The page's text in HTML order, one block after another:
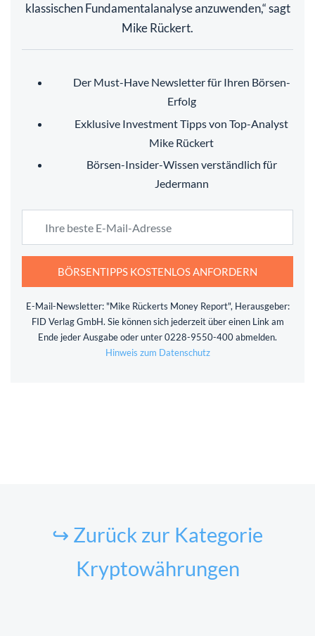
klassischen Fundamentalanalyse anzuwenden,“ sagt
Mike Rückert.
Der Must-Have Newsletter für Ihren Börsen-
Erfolg
Exklusive Investment Tipps von Top-Analyst
Mike Rückert
Börsen-Insider-Wissen verständlich für
Jedermann
BÖRSENTIPPS KOSTENLOS ANFORDERN
E-Mail-Newsletter: "Mike Rückerts Money Report", Herausgeber:
FID Verlag GmbH. Sie können sich jederzeit über einen Link am
Ende jeder Ausgabe oder unter 0228-9550-400 abmelden.
Hinweis zum Datenschutz
↪ Zurück zur Kategorie
Kryptowährungen